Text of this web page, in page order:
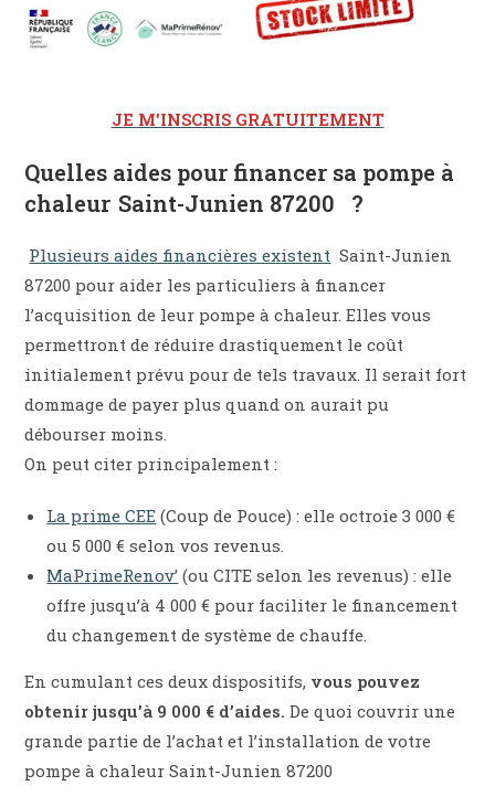
JE M’INSCRIS GRATUITEMENT
Quelles aides pour financer sa pompe à
chaleur Saint-Junien 87200 ?
Plusieurs aides financières existent Saint-Junien
87200 pour aider les particuliers à financer
l’acquisition de leur pompe à chaleur. Elles vous
permettront de réduire drastiquement le coût
initialement prévu pour de tels travaux. Il serait fort
dommage de payer plus quand on aurait pu
débourser moins.
On peut citer principalement :
La prime CEE (Coup de Pouce) : elle octroie 3 000 €
ou 5 000 € selon vos revenus.
MaPrimeRenov’ (ou CITE selon les revenus) : elle
offre jusqu’à 4 000 € pour faciliter le financement
du changement de système de chauffe.
En cumulant ces deux dispositifs, vous pouvez
obtenir jusqu’à 9 000 € d’aides. De quoi couvrir une
grande partie de l’achat et l’installation de votre
pompe à chaleur Saint-Junien 87200